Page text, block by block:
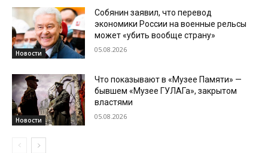
Новости
Собянин заявил, что перевод
экономики России на военные рельсы
может «убить вообще страну»
05.08.2026
Новости
Что показывают в «Музее Памяти» —
бывшем «Музее ГУЛАГа», закрытом
властями
05.08.2026